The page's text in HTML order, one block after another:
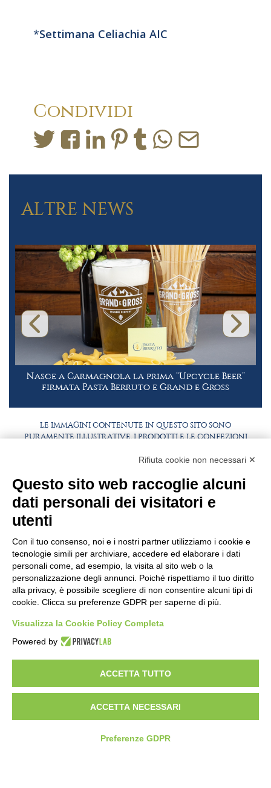
*Settimana Celiachia AIC
Condividi
ALTRE NEWS
Nasce a Carmagnola la prima “Upcycle Beer”
firmata Pasta Berruto e Grand e Gross
LE IMMAGINI CONTENUTE IN QUESTO SITO SONO
PURAMENTE ILLUSTRATIVE, I PRODOTTI E LE CONFEZIONI
BEST PARTNER AREA
COMPLIANCE
TERMINI E CONDIZIONI
SEDE E STABILIMENTO
VIA SOMMARIVA N.139/141
TEL+39 011 971 39 43• E-MailInfo@pastaberruto.it
P.IVA/C.FIS. 09009450017
Newsletter
Rifiuta cookie non necessari ✕
Questo sito web raccoglie alcuni
dati personali dei visitatori e
utenti
Con il tuo consenso, noi e i nostri partner utilizziamo i cookie e
tecnologie simili per archiviare, accedere ed elaborare i dati
personali come, ad esempio, la visita al sito web o la
personalizzazione degli annunci. Poiché rispettiamo il tuo diritto
alla privacy, è possibile scegliere di non consentire alcuni tipi di
cookie. Clicca su preferenze GDPR per saperne di più.
Visualizza la Cookie Policy Completa
Powered by
ACCETTA TUTTO
ACCETTA NECESSARI
Preferenze GDPR